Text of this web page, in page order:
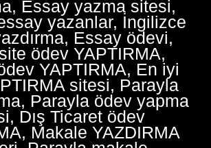
Essay yazma sitesi,
yazanlar, İngilizce
Essay ödevi,
ödev YAPTIRMA,
YAPTIRMA, En iyi
sitesi, Parayla
Parayla ödev yapma
Dış Ticaret ödev
Makale YAZDIRMA